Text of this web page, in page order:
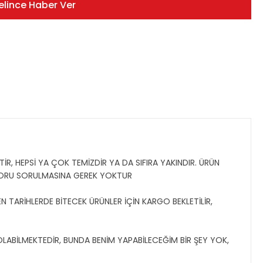
Haber Ver
HEPSİ YA ÇOK TEMİZDİR YA DA SIFIRA YAKINDIR. ÜRÜN
SORULMASINA GEREK YOKTUR
BİTECEK ÜRÜNLER İÇİN KARGO BEKLETİLİR,
BUNDA BENİM YAPABİLECEĞİM BİR ŞEY YOK,